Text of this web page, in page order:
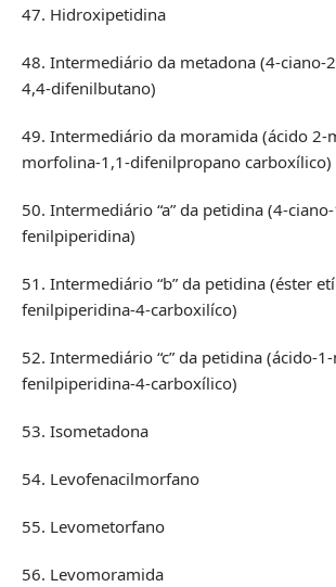
47. Hidroxipetidina
48. Intermediário da metadona (4-ciano-
4,4-difenilbutano)
49. Intermediário da moramida (ácido 2-
morfolina-1,1-difenilpropano carboxílico)
50. Intermediário “a” da petidina (4-
fenilpiperidina)
51. Intermediário “b” da petidina (éster
fenilpiperidina-4-carboxilíco)
52. Intermediário “c” da petidina (ácido-
fenilpiperidina-4-carboxílico)
53. Isometadona
54. Levofenacilmorfano
55. Levometorfano
56. Levomoramida